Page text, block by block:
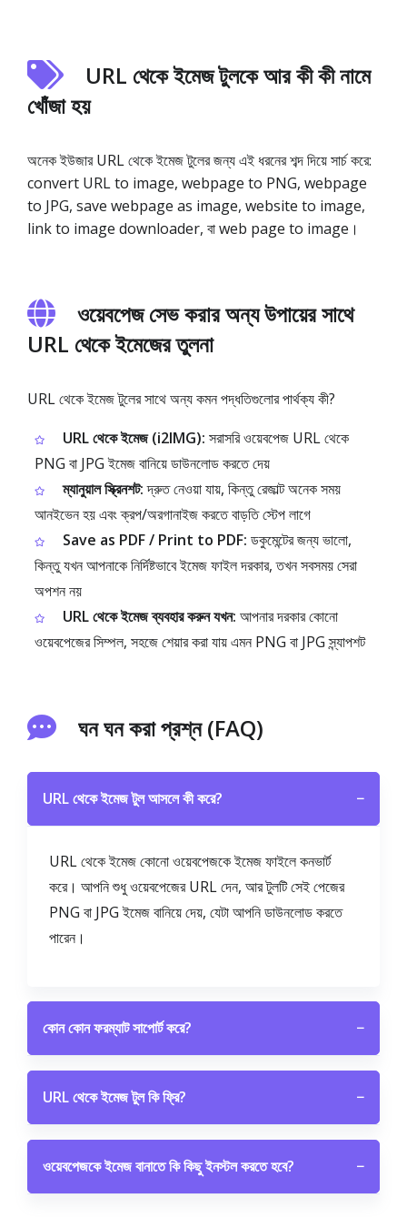
URL থেকে ইমেজ টুলকে আর কী কী নামে
খোঁজা হয়
অনেক ইউজার URL থেকে ইমেজ টুলের জন্য এই ধরনের শব্দ দিয়ে সার্চ করে:
convert URL to image, webpage to PNG, webpage
to JPG, save webpage as image, website to image,
link to image downloader, বা web page to image।
ওয়েবপেজ সেভ করার অন্য উপায়ের সাথে
URL থেকে ইমেজের তুলনা
URL থেকে ইমেজ টুলের সাথে অন্য কমন পদ্ধতিগুলোর পার্থক্য কী?
URL থেকে ইমেজ (i2IMG): সরাসরি ওয়েবপেজ URL থেকে
PNG বা JPG ইমেজ বানিয়ে ডাউনলোড করতে দেয়
ম্যানুয়াল স্ক্রিনশট:দ্রুত নেওয়া যায়, কিন্তু রেজাল্ট অনেক সময়
আনইভেন হয় এবং ক্রপ/অরগানাইজ করতে বাড়তি স্টেপ লাগে
Save as PDF / Print to PDF: ডকুমেন্টের জন্য ভালো,
কিন্তু যখন আপনাকে নির্দিষ্টভাবে ইমেজ ফাইল দরকার, তখন সবসময় সেরা
অপশন নয়
URL থেকে ইমেজ ব্যবহার করুন যখন: আপনার দরকার কোনো
ওয়েবপেজের সিম্পল, সহজে শেয়ার করা যায় এমন PNG বা JPG স্ন্যাপশট
ঘন ঘন করা প্রশ্ন (FAQ)
URL থেকে ইমেজ টুল আসলে কী করে? −
URL থেকে ইমেজ কোনো ওয়েবপেজকে ইমেজ ফাইলে কনভার্ট
করে। আপনি শুধু ওয়েবপেজের URL দেন, আর টুলটি সেই পেজের
PNG বা JPG ইমেজ বানিয়ে দেয়, যেটা আপনি ডাউনলোড করতে
পারেন।
কোন কোন ফরম্যাট সাপোর্ট করে? −
URL থেকে ইমেজ টুল কি ফ্রি? −
ওয়েবপেজকে ইমেজ বানাতে কি কিছু ইনস্টল করতে হবে? −